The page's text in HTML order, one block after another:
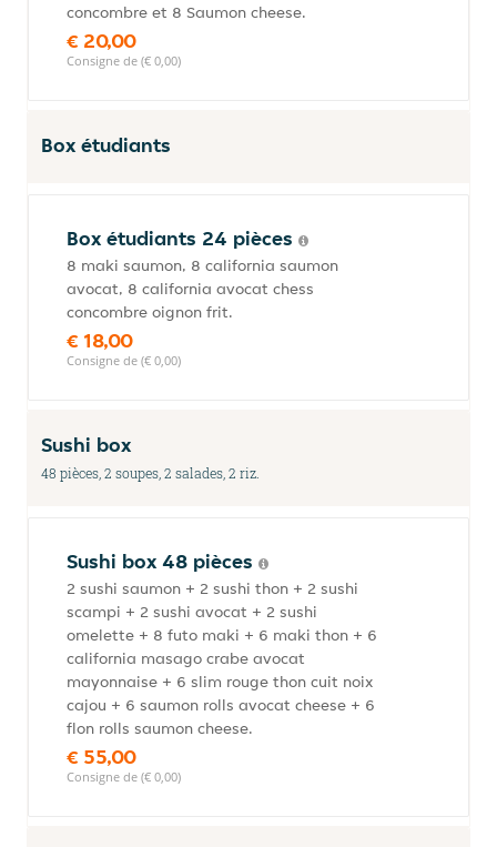
concombre et 8 Saumon cheese.
€ 20,00
Consigne de (€ 0,00)
Box étudiants
Box étudiants 24 pièces
8 maki saumon, 8 california saumon
avocat, 8 california avocat chess
concombre oignon frit.
€ 18,00
Consigne de (€ 0,00)
Sushi box
48 pièces, 2 soupes, 2 salades, 2 riz.
Sushi box 48 pièces
2 sushi saumon + 2 sushi thon + 2 sushi
scampi + 2 sushi avocat + 2 sushi
omelette + 8 futo maki + 6 maki thon + 6
california masago crabe avocat
mayonnaise + 6 slim rouge thon cuit noix
cajou + 6 saumon rolls avocat cheese + 6
flon rolls saumon cheese.
€ 55,00
Consigne de (€ 0,00)